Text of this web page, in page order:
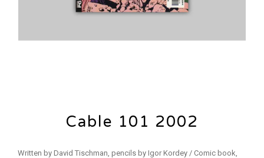
Cable 101 2002
Written by David Tischman, pencils by Igor Kordey / Comic book,